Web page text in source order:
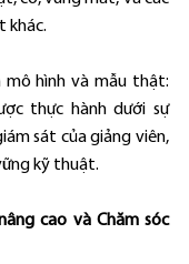
khác.
mô hình và mẫu thật:
thực hành dưới sự
sát của giảng viên,
kỹ thuật.
cao và Chăm sóc